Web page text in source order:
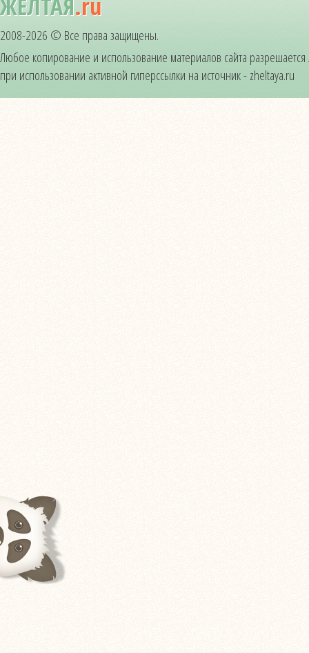
2008-2026 © Все права защищены.
Любое копирование и использование материалов сайта
при использовании активной гиперссылки на источник - zheltaya.ru